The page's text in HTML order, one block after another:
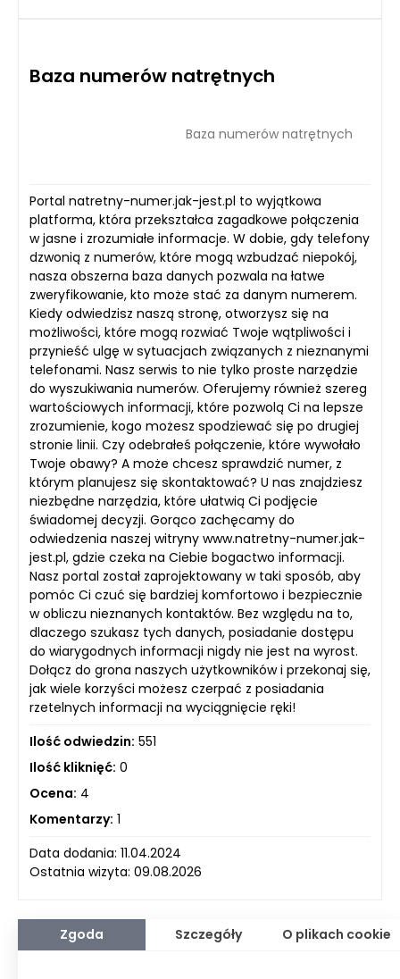
Baza numerów natrętnych
Baza numerów natrętnych
Portal natretny-numer.jak-jest.pl to wyjątkowa
platforma, która przekształca zagadkowe połączenia
w jasne i zrozumiałe informacje. W dobie, gdy telefony
dzwonią z numerów, które mogą wzbudzać niepokój,
nasza obszerna baza danych pozwala na łatwe
zweryfikowanie, kto może stać za danym numerem.
Kiedy odwiedzisz naszą stronę, otworzysz się na
możliwości, które mogą rozwiać Twoje wątpliwości i
przynieść ulgę w sytuacjach związanych z nieznanymi
telefonami. Nasz serwis to nie tylko proste narzędzie
do wyszukiwania numerów. Oferujemy również szereg
wartościowych informacji, które pozwolą Ci na lepsze
zrozumienie, kogo możesz spodziewać się po drugiej
stronie linii. Czy odebrałeś połączenie, które wywołało
Twoje obawy? A może chcesz sprawdzić numer, z
którym planujesz się skontaktować? U nas znajdziesz
niezbędne narzędzia, które ułatwią Ci podjęcie
świadomej decyzji. Gorąco zachęcamy do
odwiedzenia naszej witryny www.natretny-numer.jak-
jest.pl, gdzie czeka na Ciebie bogactwo informacji.
Nasz portal został zaprojektowany w taki sposób, aby
pomóc Ci czuć się bardziej komfortowo i bezpiecznie
w obliczu nieznanych kontaktów. Bez względu na to,
dlaczego szukasz tych danych, posiadanie dostępu
do wiarygodnych informacji nigdy nie jest na wyrost.
Dołącz do grona naszych użytkowników i przekonaj się,
jak wiele korzyści możesz czerpać z posiadania
rzetelnych informacji na wyciągnięcie ręki!
Ilość odwiedzin: 551
Ilość kliknięć: 0
Ocena: 4
Komentarzy: 1
Data dodania: 11.04.2024
Ostatnia wizyta: 09.08.2026
Zgoda Szczegóły O plikach cookie